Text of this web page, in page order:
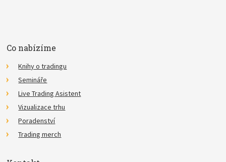
Co nabízíme
Knihy o tradingu
Semináře
Live Trading Asistent
Vizualizace trhu
Poradenství
Trading merch